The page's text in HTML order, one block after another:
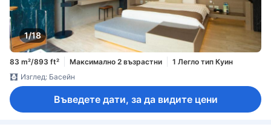
1/18
83 m²/893 ft² Максимално 2 възрастни
1 Легло тип Куин
Изглед: Басейн
Въведете дати, за да видите цени